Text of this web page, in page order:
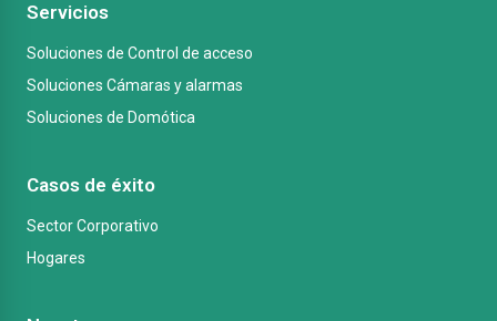
Servicios
Soluciones de Control de acceso
Soluciones Cámaras y alarmas
Soluciones de Domótica
Casos de éxito
Sector Corporativo
Hogares